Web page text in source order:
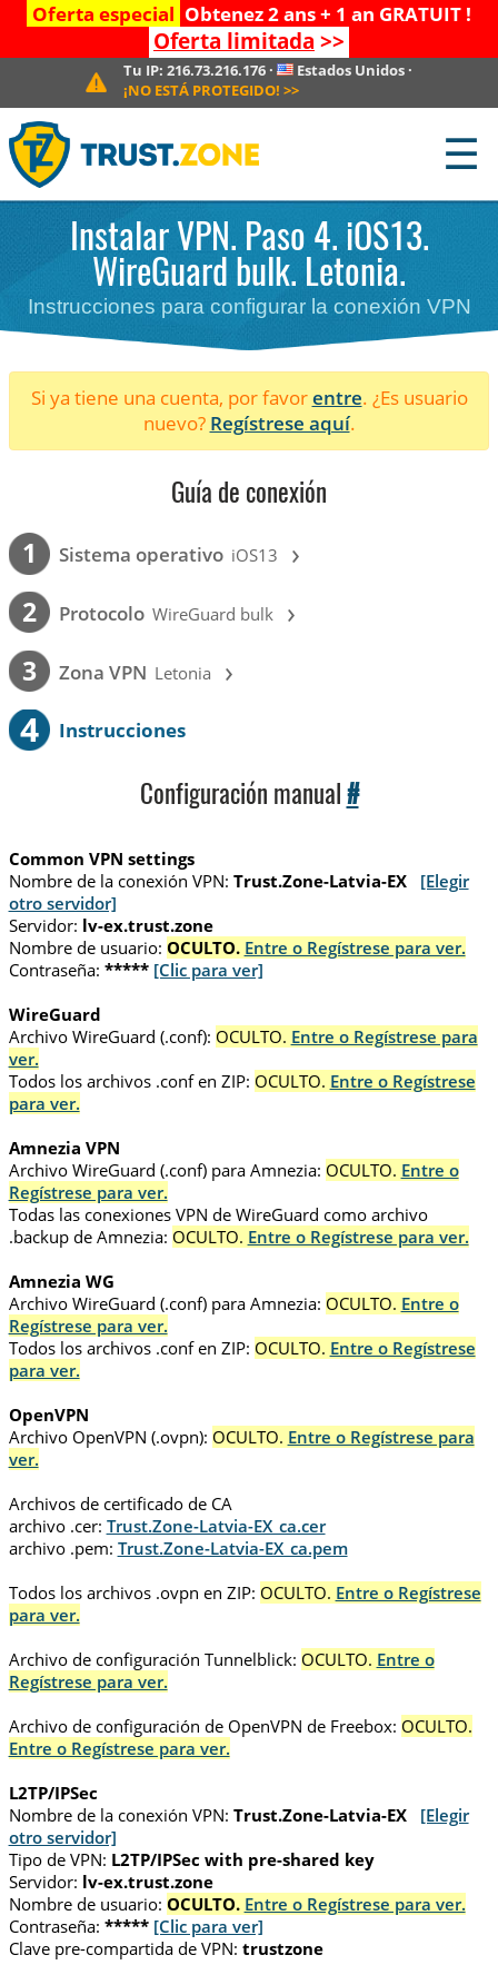
Oferta especial Obtenez 2 ans + 1 an GRATUIT !
Oferta limitada >>
Tu IP: 216.73.216.176· Estados Unidos ·
¡NO ESTÁ PROTEGIDO! >>
☰
Instalar VPN. Paso 4. iOS13.
WireGuard bulk. Letonia.
Instrucciones para configurar la conexión VPN
Si ya tiene una cuenta, por favorentre. ¿Es usuario
nuevo? Regístrese aquí.
Guía de conexión
1 Sistema operativo iOS13 ›
2 Protocolo WireGuard bulk ›
3 Zona VPN Letonia ›
4 Instrucciones
Configuración manual #
Common VPN settings
Nombre de la conexión VPN: Trust.Zone-Latvia-EX
[Elegir
otro servidor]
Servidor: lv-ex.trust.zone
Nombre de usuario: OCULTO. Entre o Regístrese para ver.
Contraseña: ***** [Clic para ver]
WireGuard
Archivo WireGuard (.conf): OCULTO. Entre o Regístrese para
ver.
Todos los archivos .conf en ZIP: OCULTO. Entre o Regístrese
para ver.
Amnezia VPN
Archivo WireGuard (.conf) para Amnezia: OCULTO. Entre o
Regístrese para ver.
Todas las conexiones VPN de WireGuard como archivo
.backup de Amnezia: OCULTO. Entre o Regístrese para ver.
Amnezia WG
Archivo WireGuard (.conf) para Amnezia: OCULTO. Entre o
Regístrese para ver.
Todos los archivos .conf en ZIP: OCULTO. Entre o Regístrese
para ver.
OpenVPN
Archivo OpenVPN (.ovpn): OCULTO. Entre o Regístrese para
ver.
Archivos de certificado de CA
archivo .cer: Trust.Zone-Latvia-EX_ca.cer
archivo .pem: Trust.Zone-Latvia-EX_ca.pem
Todos los archivos .ovpn en ZIP: OCULTO. Entre o Regístrese
para ver.
Archivo de configuración Tunnelblick: OCULTO. Entre o
Regístrese para ver.
Archivo de configuración de OpenVPN de Freebox: OCULTO.
Entre o Regístrese para ver.
L2TP/IPSec
Nombre de la conexión VPN: Trust.Zone-Latvia-EX
[Elegir
otro servidor]
Tipo de VPN: L2TP/IPSec with pre-shared key
Servidor: lv-ex.trust.zone
Nombre de usuario: OCULTO. Entre o Regístrese para ver.
Contraseña: ***** [Clic para ver]
Clave pre-compartida de VPN: trustzone